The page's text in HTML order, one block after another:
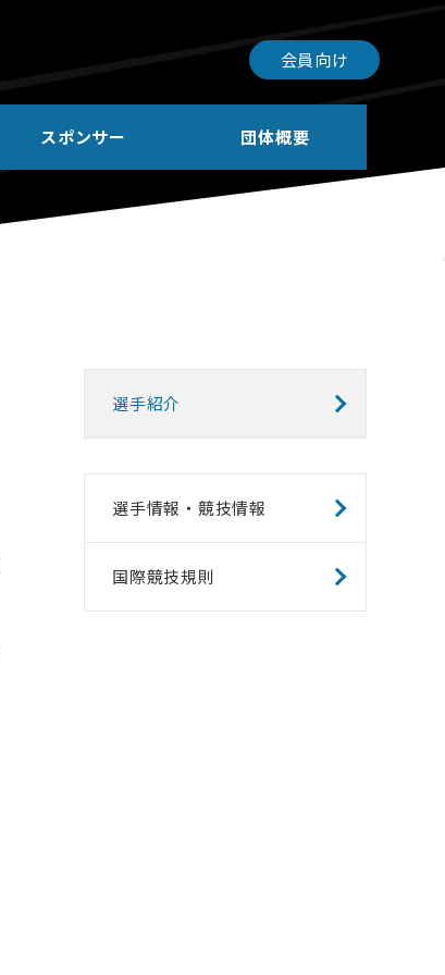
会員向け
スポンサー 団体概要
選手紹介
選手情報・競技情報
国際競技規則